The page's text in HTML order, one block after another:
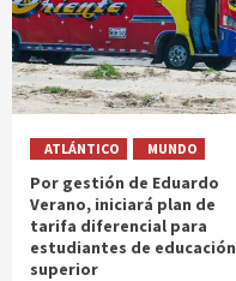
ATLÁNTICO MUNDO
Por gestión de Eduardo
Verano, iniciará plan de
tarifa diferencial para
estudiantes de educación
superior